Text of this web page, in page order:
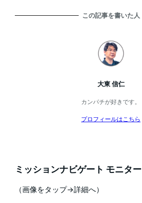
この記事を書いた人
大東 信仁
カンパチが好きです。
プロフィールはこちら
ミッションナビゲート モニター
（画像をタップ→詳細へ）